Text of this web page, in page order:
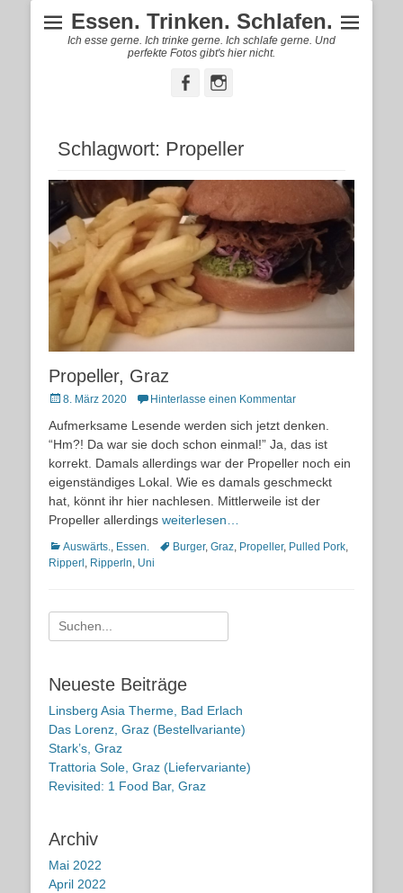
Essen. Trinken. Schlafen.
Ich esse gerne. Ich trinke gerne. Ich schlafe gerne. Und
perfekte Fotos gibt's hier nicht.
FacebookInstagram
Schlagwort: Propeller
Propeller, Graz
Posted
8. März 2020 Hinterlasse einen Kommentar
Aufmerksame Lesende werden sich jetzt denken.
“Hm?! Da war sie doch schon einmal!” Ja, das ist
korrekt. Damals allerdings war der Propeller noch ein
eigenständiges Lokal. Wie es damals geschmeckt
hat, könnt ihr hier nachlesen. Mittlerweile ist der
Propeller allerdings weiterlesen…
Kategorien
Auswärts., Essen. Schlagworte
Burger, Graz, Propeller, Pulled Pork,
Ripperl , Ripperln, Uni
Suche
nach:
Neueste Beiträge
Linsberg Asia Therme, Bad Erlach
Das Lorenz, Graz (Bestellvariante)
Stark’s, Graz
Trattoria Sole, Graz (Liefervariante)
Revisited: 1 Food Bar, Graz
Archiv
Mai 2022
April 2022